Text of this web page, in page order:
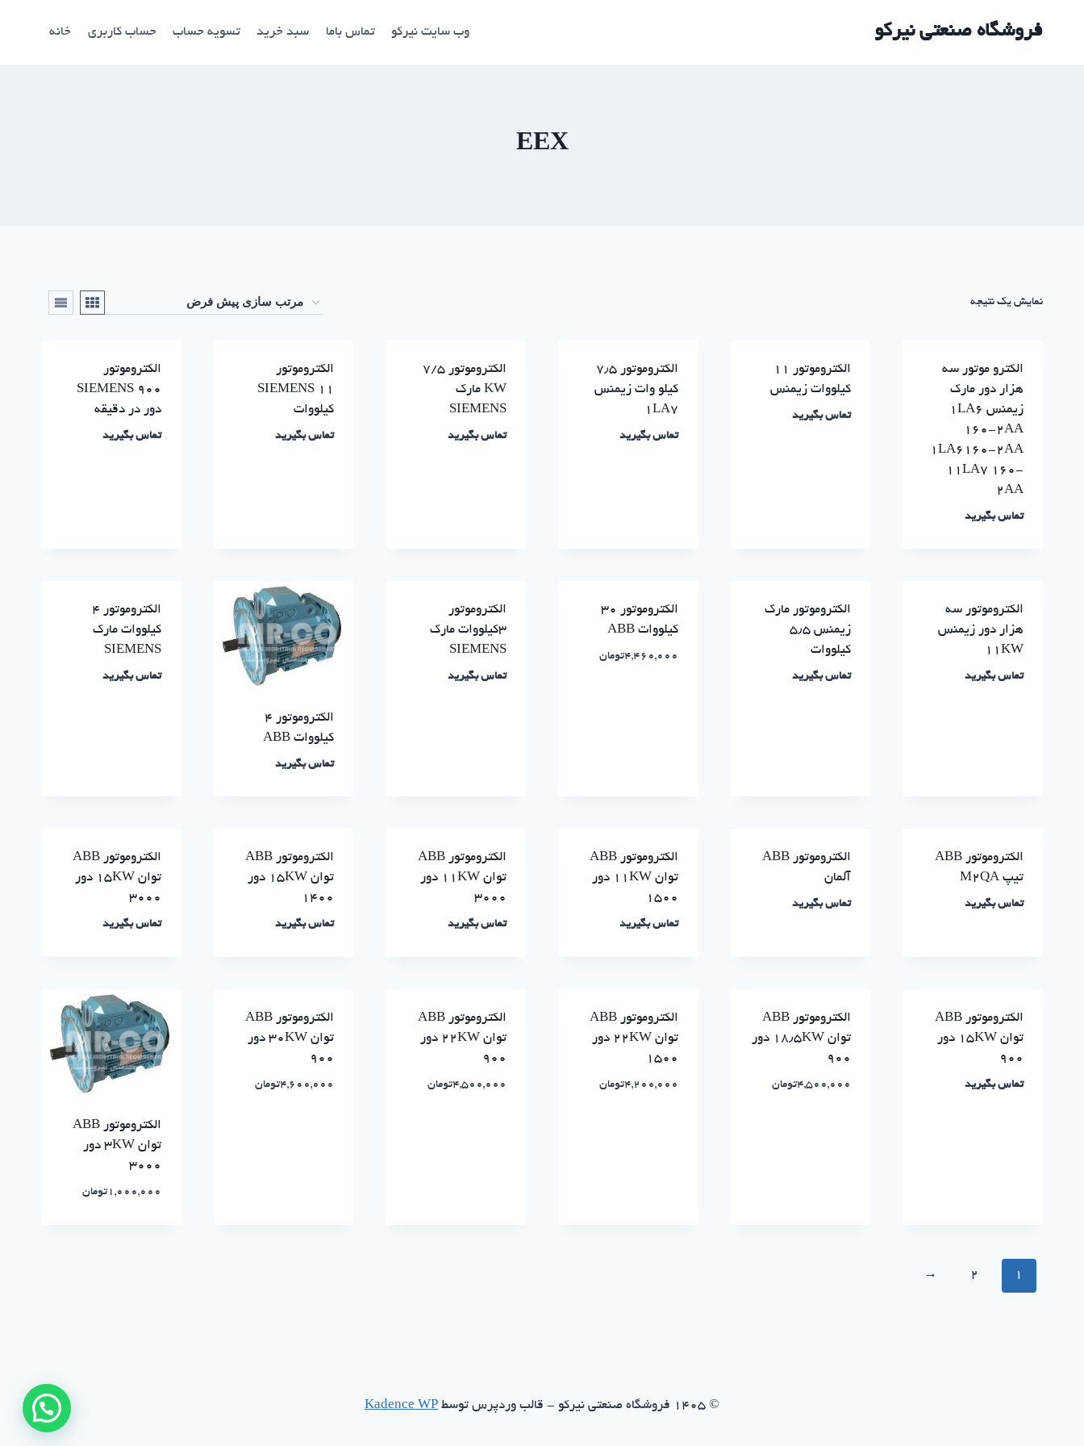
فروشگاه صنعتی نیرکو وب سایت نیرکو تماس باما سبد خرید تسویه حساب حساب کاربری خانه
EEX
نمایش یک نتیجه
الکترو موتور سه
هزار دور مارک
زیمنس ۱LA6
160-2AA
1LA6160-2AA
11LA7 160-
2AA
تماس بگیرید
الکتروموتور ۱۱
کیلووات زیمنس
تماس بگیرید
الکتروموتور ۷٫۵
کیلو وات زیمنس
۱LA7
تماس بگیرید
الکتروموتور ۷/۵
KW مارک
SIEMENS
تماس بگیرید
الکتروموتور
SIEMENS 11
کیلووات
تماس بگیرید
الکتروموتور
SIEMENS 900
دور در دقیقه
تماس بگیرید
الکتروموتور سه
هزار دور زیمنس
۱۱KW
تماس بگیرید
الکتروموتور مارک
زیمنس ۵٫۵
کیلووات
تماس بگیرید
الکتروموتور ۳۰
کیلووات ABB
4,460,000تومان
الکتروموتور
۳کیلووات مارک
SIEMENS
تماس بگیرید
الکتروموتور ۴
کیلووات ABB
تماس بگیرید
الکتروموتور ۴
کیلووات مارک
SIEMENS
تماس بگیرید
الکتروموتور ABB
تیپ M2QA
تماس بگیرید
الکتروموتور ABB
آلمان
تماس بگیرید
الکتروموتور ABB
توان ۱۱KW دور
۱۵۰۰
تماس بگیرید
الکتروموتور ABB
توان ۱۱KW دور
۳۰۰۰
تماس بگیرید
الکتروموتور ABB
توان ۱۵KW دور
۱۴۰۰
تماس بگیرید
الکتروموتور ABB
توان ۱۵KW دور
۳۰۰۰
تماس بگیرید
الکتروموتور ABB
توان ۱۵KW دور
۹۰۰
تماس بگیرید
الکتروموتور ABB
توان ۱۸٫۵KW دور
۹۰۰
4,500,000تومان
الکتروموتور ABB
توان ۲۲KW دور
۱۵۰۰
4,200,000تومان
الکتروموتور ABB
توان ۲۲KW دور
۹۰۰
4,500,000تومان
الکتروموتور ABB
توان ۳۰KW دور
۹۰۰
4,600,000تومان
الکتروموتور ABB
توان ۳KW دور
۳۰۰۰
1,000,000 تومان
1
2
→
© ۱۴۰۵ فروشگاه صنعتی نیرکو - قالب وردپرس توسط Kadence WP